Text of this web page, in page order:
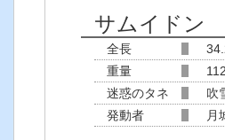
サムイドン
全長
重量
迷惑のタネ
吹
発動者
月